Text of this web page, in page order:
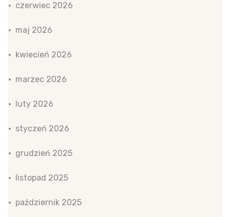
czerwiec 2026
maj 2026
kwiecień 2026
marzec 2026
luty 2026
styczeń 2026
grudzień 2025
listopad 2025
październik 2025